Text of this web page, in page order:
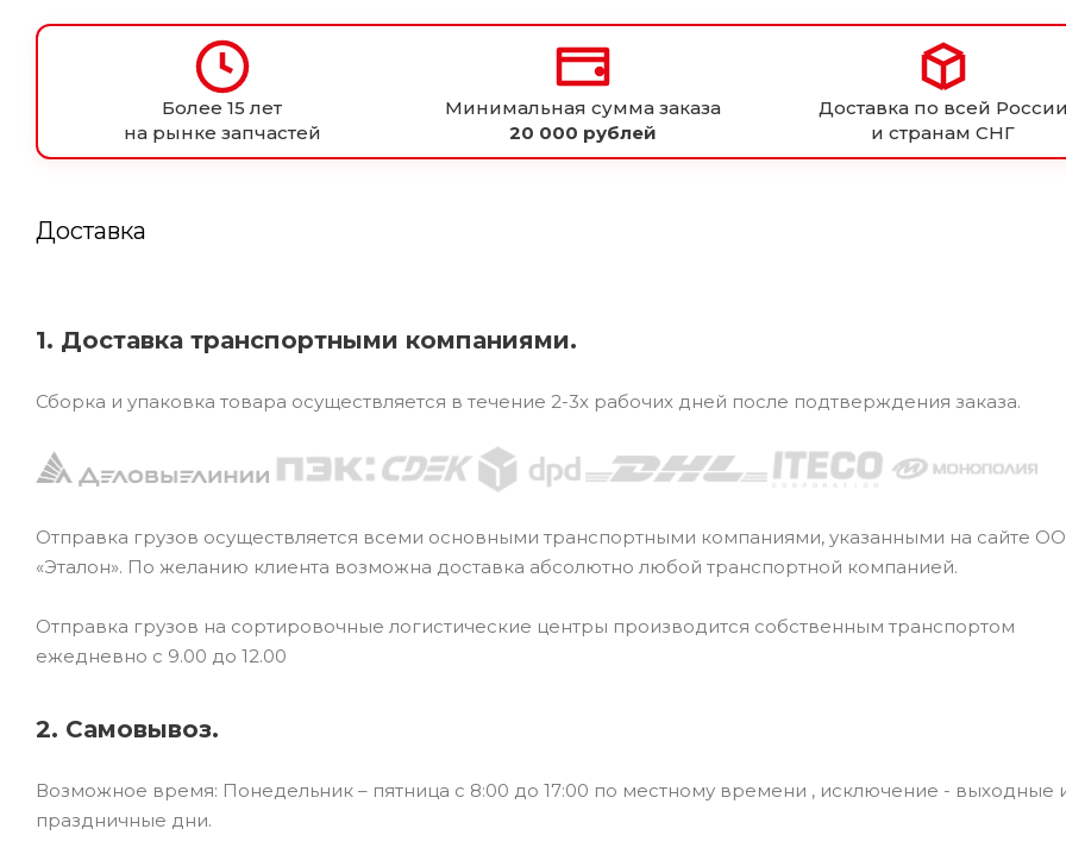
Более 15 лет
на рынке запчастей
Минимальная сумма заказа
20 000 рублей
Доставка по всей
и странам СНГ
Доставка
1. Доставка транспортными компаниями.
Сборка и упаковка товара осуществляется в течение 2-3х рабочих дней после подтверждения заказа.
Отправка грузов осуществляется всеми основными транспортными компаниями, указанными на сайте
«Эталон». По желанию клиента возможна доставка абсолютно любой транспортной компанией.
Отправка грузов на сортировочные логистические центры производится собственным транспортом
ежедневно с 9.00 до 12.00
2. Самовывоз.
Возможное время: Понедельник – пятница с 8:00 до 17:00 по местному времени , исключение - выходные
праздничные дни.